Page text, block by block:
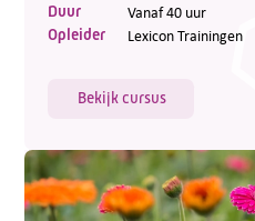
Duur Vanaf 40 uur
Opleider Lexicon Trainingen
Bekijk cursus